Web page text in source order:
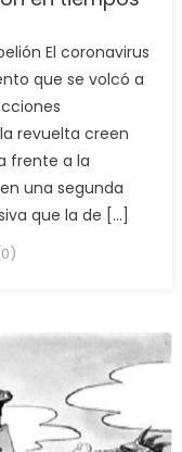
El coronavirus
que se volcó a
revuelta creen
frente a la
una segunda
que la de […]